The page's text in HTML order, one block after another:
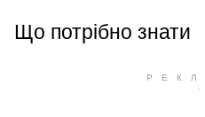
Що потрібно знати